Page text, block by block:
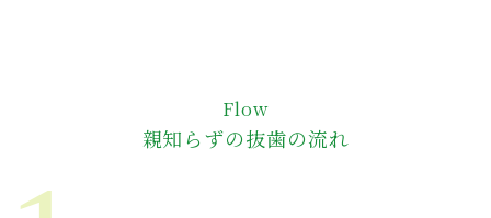
Flow
親知らずの抜歯の流れ